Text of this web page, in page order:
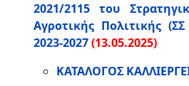
2021/2115 του
Αγροτικής Πολιτικής
2023-2027(13.05.2025)
ΚΑΤΑΛΟΓΟΣ